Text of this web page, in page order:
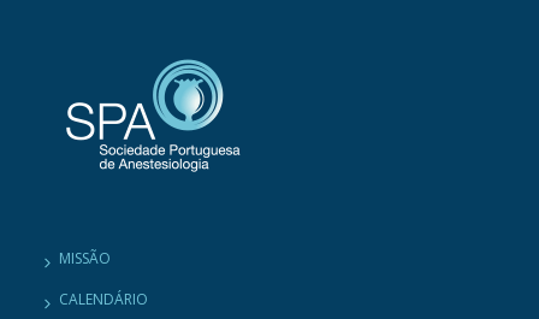
MISSÃO
CALENDÁRIO